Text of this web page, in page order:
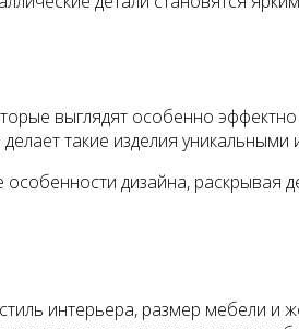
выглядят особенно
такие изделия
дизайна, раскрывая
интерьера, размер мебели и